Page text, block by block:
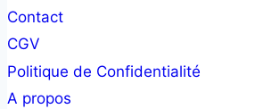
Contact
CGV
Politique de Confidentialité
A propos